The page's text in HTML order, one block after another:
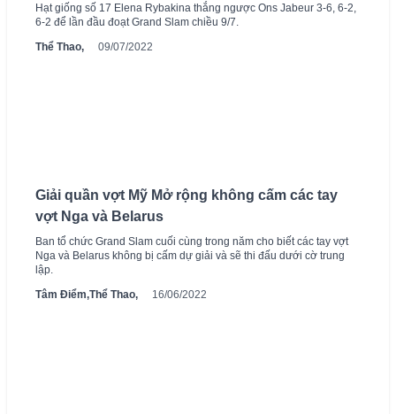
Hạt giống số 17 Elena Rybakina thắng ngược Ons Jabeur 3-6, 6-2,
6-2 để lần đầu đoạt Grand Slam chiều 9/7.
Thể Thao,
09/07/2022
Giải quần vợt Mỹ Mở rộng không cấm các tay
vợt Nga và Belarus
Ban tổ chức Grand Slam cuối cùng trong năm cho biết các tay vợt
Nga và Belarus không bị cấm dự giải và sẽ thi đấu dưới cờ trung
lập.
Tâm Điểm,Thể Thao, 16/06/2022